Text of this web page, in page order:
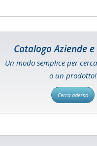
Catalogo Aziende
Un modo semplice per
o un prodotto!
Cerca adesso